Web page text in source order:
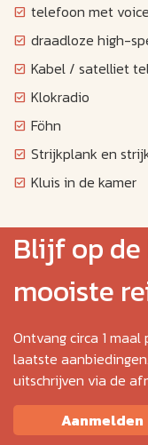
telefoon met
draadloze high-
Kabel / satelliet
Klokradio
Föhn
Strijkplank en
Kluis in de kamer
Blijf op
mooiste
Ontvang circa 1
laatste
uitschrijven via de
Aanmelden